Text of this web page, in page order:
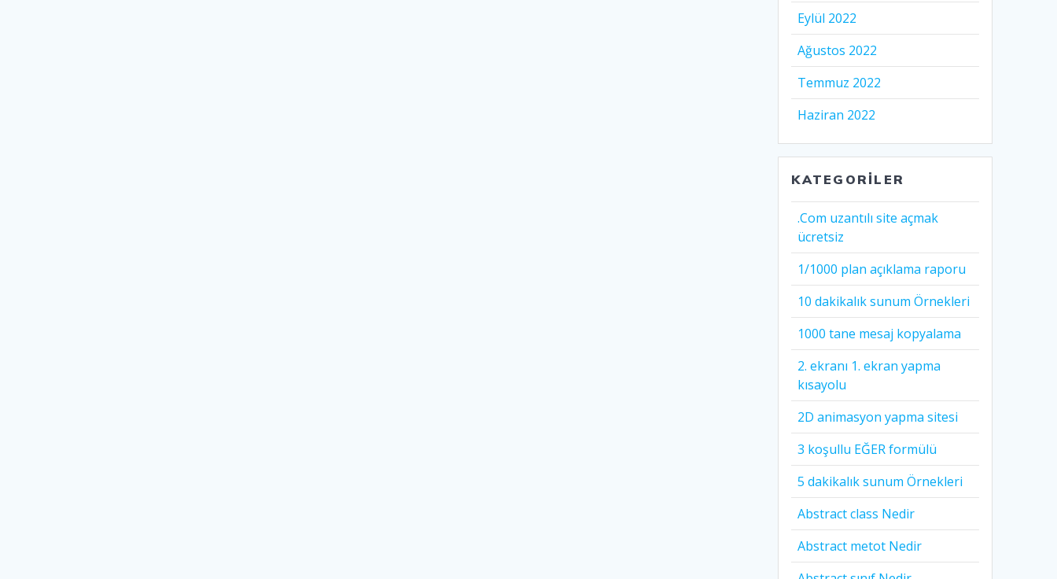
Eylül 2022
Ağustos 2022
Temmuz 2022
Haziran 2022
KATEGORILER
.Com uzantılı site açmak
ücretsiz
1/1000 plan açıklama raporu
10 dakikalık sunum Örnekleri
1000 tane mesaj kopyalama
2. ekranı 1. ekran yapma
kısayolu
2D animasyon yapma sitesi
3 koşullu EĞER formülü
5 dakikalık sunum Örnekleri
Abstract class Nedir
Abstract metot Nedir